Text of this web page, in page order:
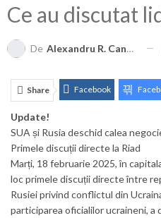
Ce au discutat
De Alexandru R. Cantemir
Share Facebook
E-mail Print
Update!
SUA și Rusia deschid calea
Primele discuții directe la Riad
Marți, 18 februarie 2025, în
loc primele discuții directe între
Rusiei privind conflictul din
participarea oficialilor ucraineni,